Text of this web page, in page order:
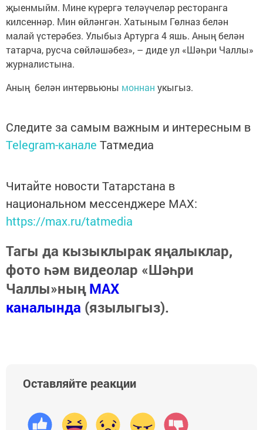
җыенмыйм. Мине күрергә теләүчеләр ресторанга
килсеннәр. Мин өйләнгән. Хатыным Гөлназ белән
малай үстерәбез. Улыбыз Артурга 4 яшь. Аның белән
татарча, русча сөйләшәбез», – диде ул «Шәһри Чаллы»
журналистына.
Аның белән интервьюны моннан укыгыз.
Следите за самым важным и интересным в
Telegram-канале Татмедиа
Читайте новости Татарстана в
национальном мессенджере MАХ:
https://max.ru/tatmedia
Тагы да кызыклырак яңалыклар,
фото һәм видеолар «Шәһри
Чаллы»ныңMAX
каналында (язылыгыз).
Оставляйте реакции